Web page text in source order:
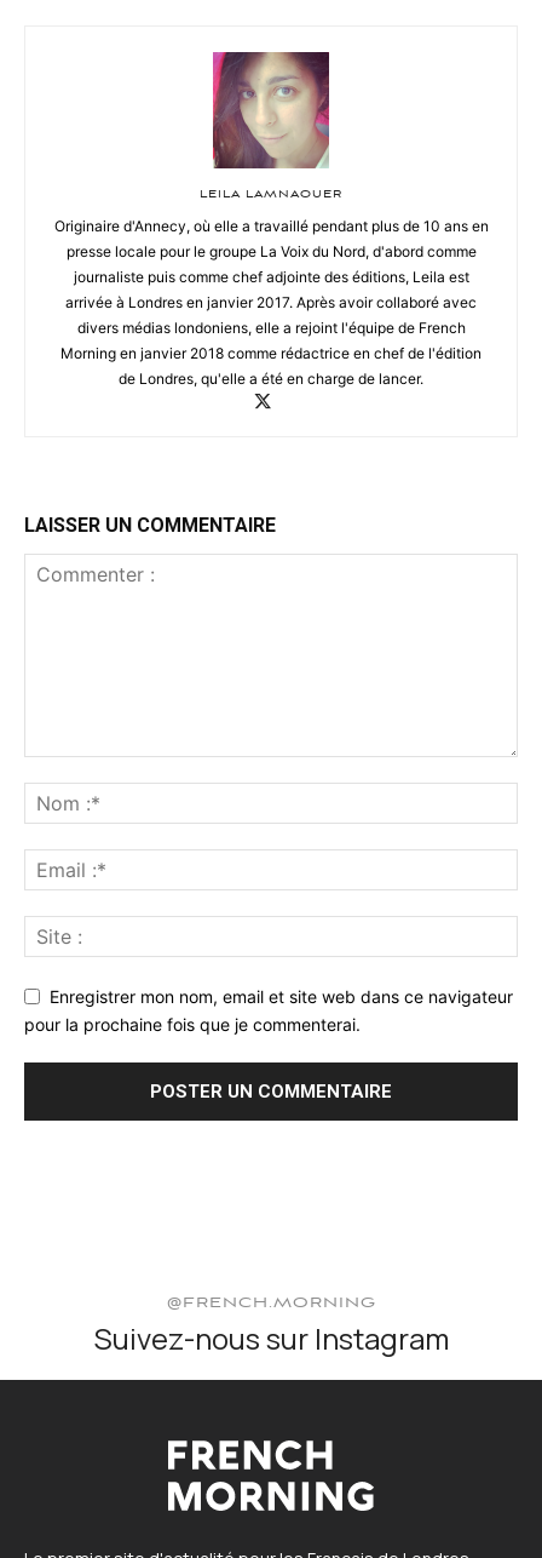
LEILA LAMNAOUER
Originaire d'Annecy, où elle a travaillé pendant plus de 10 ans en
presse locale pour le groupe La Voix du Nord, d'abord comme
journaliste puis comme chef adjointe des éditions, Leila est
arrivée à Londres en janvier 2017. Après avoir collaboré avec
divers médias londoniens, elle a rejoint l'équipe de French
Morning en janvier 2018 comme rédactrice en chef de l'édition
de Londres, qu'elle a été en charge de lancer.
LAISSER UN COMMENTAIRE
Enregistrer mon nom, email et site web dans ce navigateur
pour la prochaine fois que je commenterai.
@FRENCH.MORNING
Suivez-nous sur Instagram